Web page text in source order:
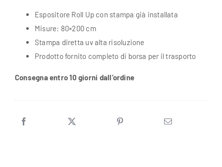
Set
Completo
quantità
Espositore Roll Up con stampa già installata
Misure: 80×200 cm
Stampa diretta uv alta risoluzione
Prodotto fornito completo di borsa per il trasporto
Consegna entro 10 giorni dall’ordine